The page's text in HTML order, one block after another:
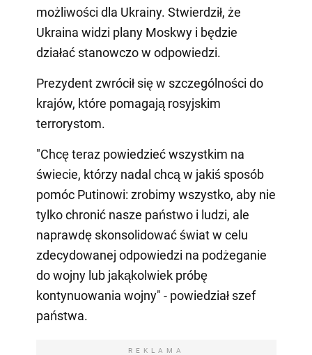
możliwości dla Ukrainy. Stwierdził, że
Ukraina widzi plany Moskwy i będzie
działać stanowczo w odpowiedzi.
Prezydent zwrócił się w szczególności do
krajów, które pomagają rosyjskim
terrorystom.
"Chcę teraz powiedzieć wszystkim na
świecie, którzy nadal chcą w jakiś sposób
pomóc Putinowi: zrobimy wszystko, aby nie
tylko chronić nasze państwo i ludzi, ale
naprawdę skonsolidować świat w celu
zdecydowanej odpowiedzi na podżeganie
do wojny lub jakąkolwiek próbę
kontynuowania wojny" - powiedział szef
państwa.
REKLAMA